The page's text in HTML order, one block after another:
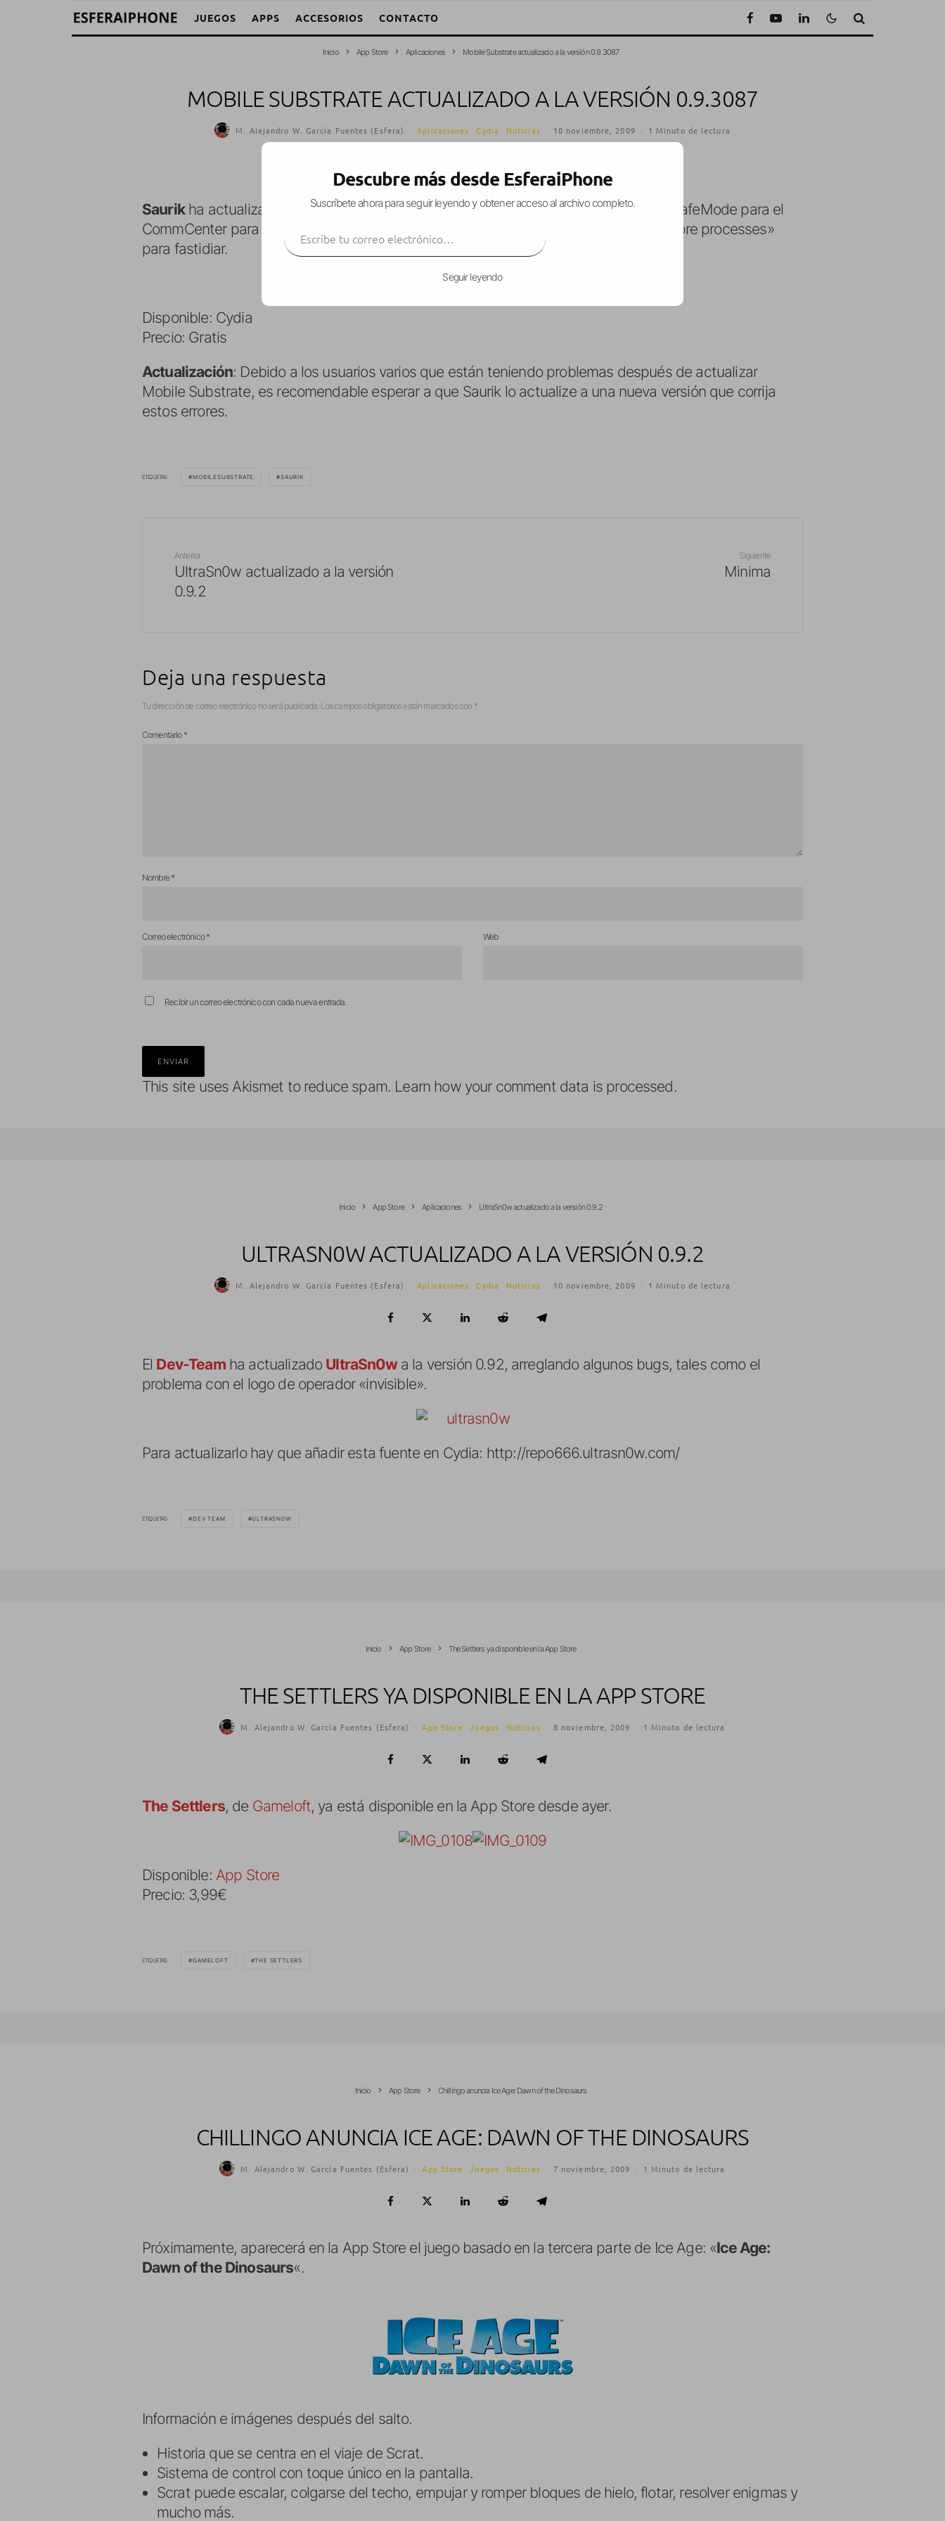
JUEGOS APPS ACCESORIOS CONTACTO
Inicio App Store Aplicaciones Mobile Substrate actualizado a la versión 0.9.3087
MOBILE SUBSTRATE ACTUALIZADO A LA VERSIÓN 0.9.3087
M. Alejandro W. García Fuentes (Esfera) · Aplicaciones Cydia Noticias · 10 noviembre, 2009 · 1 Minuto de lectura
Saurikha actualizado Mobile Substratea la versión 0.9.3087, añadiendo un nuevo SafeMode para el
CommCenter para cuando hay alguna extensión que esté usando la habilidad de «more processes»
para fastidiar.
Disponible: Cydia
Precio: Gratis
Actualización: Debido a los usuarios varios que están teniendo problemas después de actualizar
Mobile Substrate, es recomendable esperar a que Saurik lo actualize a una nueva versión que corrija
estos errores.
ETIQUETAS MOBILESUBSTRATE SAURIK
Anterior
UltraSn0w actualizado a la versión
0.9.2
Siguiente
Minima
Deja una respuesta
Tu dirección de correo electrónico no será publicada. Los campos obligatorios están marcados con *
Comentario *
Nombre*
Correo electrónico* Web
Recibir un correo electrónico con cada nueva entrada.
This site uses Akismet to reduce spam. Learn how your comment data is processed.
Inicio App Store Aplicaciones UltraSn0w actualizado a la versión 0.9.2
ULTRASN0W ACTUALIZADO A LA VERSIÓN 0.9.2
M. Alejandro W. García Fuentes (Esfera) · Aplicaciones Cydia Noticias · 10 noviembre, 2009 · 1 Minuto de lectura
El Dev-Teamha actualizado UltraSn0wa la versión 0.92, arreglando algunos bugs, tales como el
problema con el logo de operador «invisible».
Para actualizarlo hay que añadir esta fuente en Cydia: http://repo666.ultrasn0w.com/
ETIQUETAS DEV TEAM ULTRASN0W
Inicio App Store The Settlers ya disponible en la App Store
THE SETTLERS YA DISPONIBLE EN LA APP STORE
M. Alejandro W. García Fuentes (Esfera) · App Store Juegos Noticias · 8 noviembre, 2009 · 1 Minuto de lectura
The Settlers, de Gameloft, ya está disponible en la App Store desde ayer.
Disponible: App Store
Precio: 3,99€
ETIQUETAS GAMELOFT THE SETTLERS
Inicio App Store Chillingo anuncia Ice Age: Dawn of the Dinosaurs
CHILLINGO ANUNCIA ICE AGE: DAWN OF THE DINOSAURS
M. Alejandro W. García Fuentes (Esfera) · App Store Juegos Noticias · 7 noviembre, 2009 · 1 Minuto de lectura
Próximamente, aparecerá en la App Store el juego basado en la tercera parte de Ice Age: «Ice Age:
Dawn of the Dinosaurs«.
Información e imágenes después del salto.
Historia que se centra en el viaje de Scrat.
Sistema de control con toque único en la pantalla.
Scrat puede escalar, colgarse del techo, empujar y romper bloques de hielo, flotar, resolver enigmas y
mucho más.
Descubre más desde EsferaiPhone
Suscríbete ahora para seguir leyendo y obtener acceso al archivo completo.
Seguir leyendo